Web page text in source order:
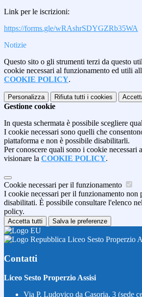
Link per le iscrizioni:
https://forms.gle/wRAshrSDYGZRb35WA
Notizie
Questo sito o gli strumenti terzi da questo
cookie necessari al funzionamento ed utili
COOKIE POLICY.
Personalizza Rifiuta tutti i cookies
Gestione cookie
In questa schermata è possibile scegliere
I cookie necessari sono quelli che
piattaforma e non è possibile disabilitarli.
Per conoscere quali sono i cookie necessari
visionare la COOKIE POLICY.
Cookie necessari per il funzionamento
I cookie necessari per il funzionamento non
disabilitati. È possibile consultare l'elenco
policy.
Accetta tutti Salva le preferenze
Liceo Sesto Properzio
Contatti
Liceo Sesto Properzio Assisi
Via P. Ludovico da Casoria, 3 (sede